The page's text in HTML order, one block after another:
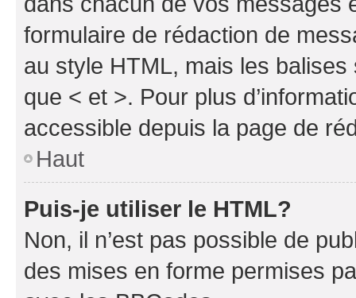
formulaire de rédaction de
au style HTML, mais les
que < et >. Pour plus
accessible depuis la page de
Haut
Puis-je utiliser le HTML?
Non, il n’est pas possible de
des mises en forme permises